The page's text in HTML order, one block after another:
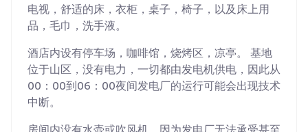
电视，舒适的床，衣柜，桌子，椅子，以及床上用
品，毛巾，洗手液。
酒店内设有停车场，咖啡馆，烧烤区，凉亭。 基地
位于山区，没有电力，一切都由发电机供电，因此从
00：00到06：00夜间发电厂的运行可能会出现技术
中断。